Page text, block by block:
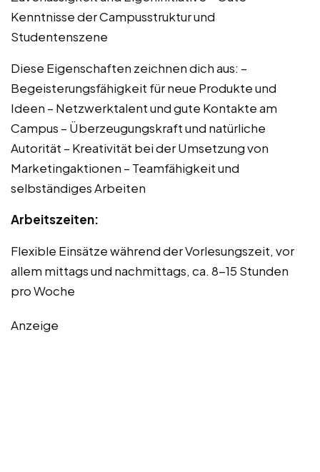
Kenntnisse der Campusstruktur und
Studentenszene
Diese Eigenschaften zeichnen dich aus: –
Begeisterungsfähigkeit für neue Produkte und
Ideen – Netzwerktalent und gute Kontakte am
Campus – Überzeugungskraft und natürliche
Autorität – Kreativität bei der Umsetzung von
Marketingaktionen – Teamfähigkeit und
selbständiges Arbeiten
Arbeitszeiten:
Flexible Einsätze während der Vorlesungszeit, vor
allem mittags und nachmittags, ca. 8-15 Stunden
pro Woche
Anzeige